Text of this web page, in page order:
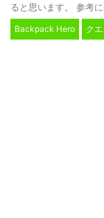
ると思います。 参考
Backpack Hero ク